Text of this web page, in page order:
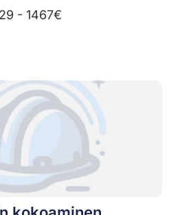
- 1467€